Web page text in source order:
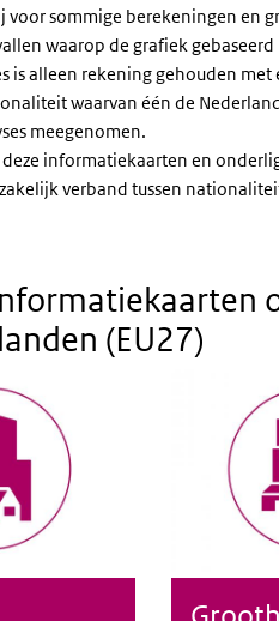
voor sommige berekeningen en
waarop de grafiek gebaseerd
is alleen rekening gehouden
waarvan één de
meegenomen.
deze informatiekaarten en
verband tussen
(EU27)